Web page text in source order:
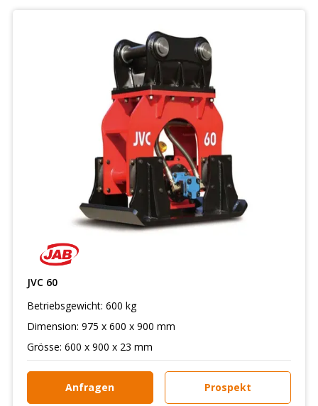
JVC 60
Betriebsgewicht: 600 kg
Dimension: 975 x 600 x 900 mm
Grösse: 600 x 900 x 23 mm
Anfragen Prospekt